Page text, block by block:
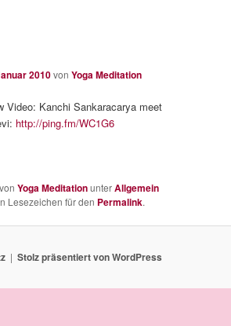
2010vonYoga Meditation
Video: Kanchi Sankaracarya meet
http://ping.fm/WC1G6
Yoga MeditationunterAllgemein
Lesezeichen für den Permalink.
Stolz präsentiert von WordPress